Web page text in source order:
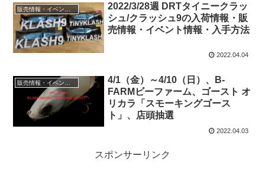
2022/3/28週 DRTタイニークラッ
シュ/クラッシュ9の入荷情報・販
売情報・イベント情報・入手方法
2022.04.04
販売情報・イベント情報
4/1（金）～4/10（日）、B-
FARMビーファーム、ゴースト オ
リカラ「スモーキングゴース
ト」、店頭抽選
2022.04.03
スポンサーリンク